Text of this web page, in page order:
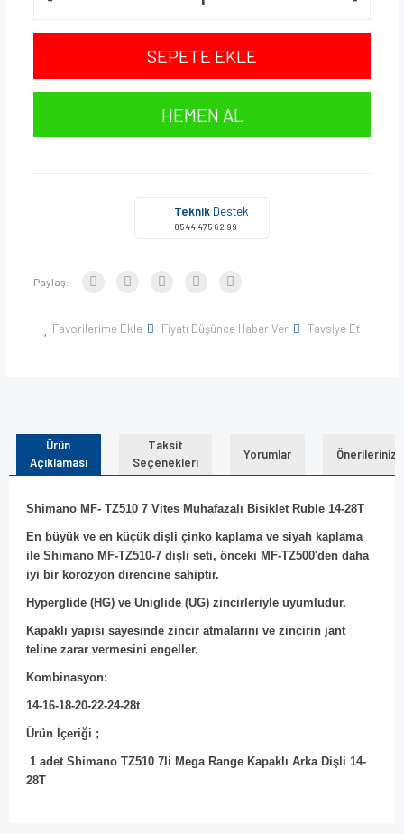
SEPETE EKLE
HEMEN AL
Teknik Destek
0544 475 82 99
Paylaş:
Favorilerime Ekle Fiyatı Düşünce Haber Ver Tavsiye Et
Ürün
Açıklaması
Taksit
Seçenekleri
Yorumlar Önerileriniz
Shimano MF- TZ510 7 Vites Muhafazalı Bisiklet Ruble 14-28T
En büyük ve en küçük dişli çinko kaplama ve siyah kaplama
ile Shimano MF-TZ510-7 dişli seti, önceki MF-TZ500'den daha
iyi bir korozyon direncine sahiptir.
Hyperglide (HG) ve Uniglide (UG) zincirleriyle uyumludur.
Kapaklı yapısı sayesinde zincir atmalarını ve zincirin jant
teline zarar vermesini engeller.
Kombinasyon:
14-16-18-20-22-24-28t
Ürün İçeriği ;
1 adet Shimano TZ510 7li Mega Range Kapaklı Arka Dişli 14-
28T